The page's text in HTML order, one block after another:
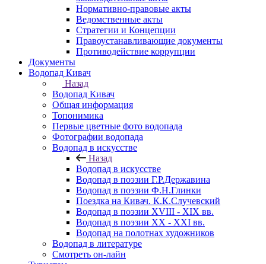
Нормативно-правовые акты
Ведомственные акты
Стратегии и Концепции
Правоустанавливающие документы
Противодействие коррупции
Документы
Водопад Кивач
Назад
Водопад Кивач
Общая информация
Топонимика
Первые цветные фото водопада
Фотографии водопада
Водопад в искусстве
Назад
Водопад в искусстве
Водопад в поэзии Г.Р.Державина
Водопад в поэзии Ф.Н.Глинки
Поездка на Кивач. К.К.Случевский
Водопад в поэзии XVIII - XIX вв.
Водопад в поэзии XX - XXI вв.
Водопад на полотнах художников
Водопад в литературе
Смотреть он-лайн